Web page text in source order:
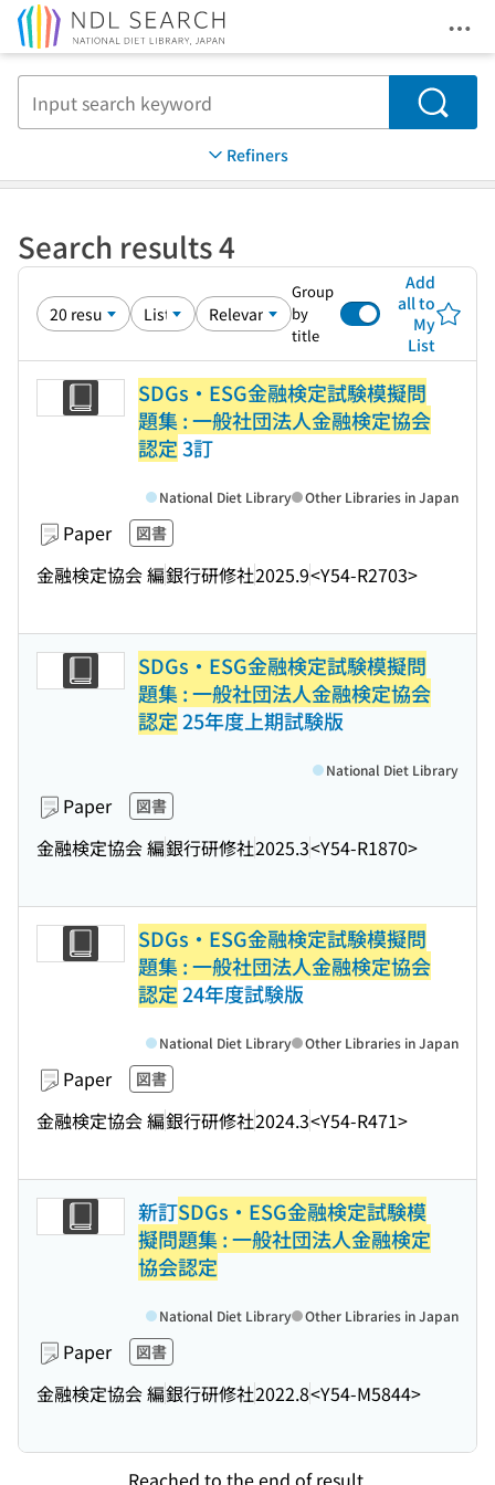
Search
Refiners
Search results 4
Group
by
title
Add
all to
My
List
SDGs・ESG金融検定試験模擬問
題集 : 一般社団法人金融検定協会
認定3訂
Paper 図書
金融検定協会 編銀行研修社2025.9<Y54-R2703>
National Diet Library Other Libraries in Japan
SDGs・ESG金融検定試験模擬問
題集 : 一般社団法人金融検定協会
認定25年度上期試験版
Paper 図書
金融検定協会 編銀行研修社2025.3<Y54-R1870>
National Diet Library
SDGs・ESG金融検定試験模擬問
題集 : 一般社団法人金融検定協会
認定24年度試験版
Paper 図書
金融検定協会 編銀行研修社2024.3<Y54-R471>
National Diet Library Other Libraries in Japan
新訂SDGs・ESG金融検定試験模
擬問題集 : 一般社団法人金融検定
協会認定
Paper 図書
金融検定協会 編銀行研修社2022.8<Y54-M5844>
National Diet Library Other Libraries in Japan
Reached to the end of result.